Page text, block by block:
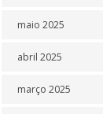
maio 2025
abril 2025
março 2025